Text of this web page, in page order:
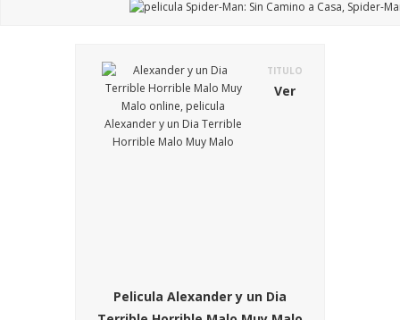
TITULO
Ver
Pelicula Alexander y un Dia